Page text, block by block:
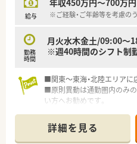
給与 ※ご経験・ご年齢等を考慮の
勤務
時間
月火水木金土/09:00～
※週40時間のシフト制
■関東～東海・北陸エリアに
■原則異動は通勤圏内のみ
い方へお勧めです。
詳細を見る